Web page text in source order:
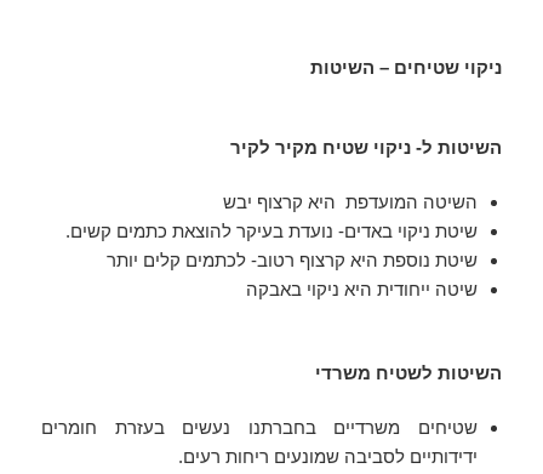
ניקוי שטיחים – השיטות
השיטות ל- ניקוי שטיח מקיר לקיר
השיטה המועדפת היא קרצוף יבש
שיטת ניקוי באדים- נועדת בעיקר להוצאת כתמים קשים.
שיטת נוספת היא קרצוף רטוב- לכתמים קלים יותר
שיטה ייחודית היא ניקוי באבקה
השיטות לשטיח משרדי
שטיחים משרדיים בחברתנו נעשים בעזרת חומרים
ידידותיים לסביבה שמונעים ריחות רעים.